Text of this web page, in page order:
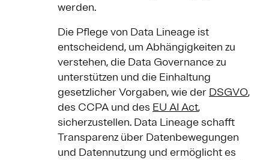
werden.
Die Pflege von Data Lineage ist
entscheidend, um Abhängigkeiten zu
verstehen, die Data Governance zu
unterstützen und die Einhaltung
gesetzlicher Vorgaben, wie der DSGVO,
des CCPA und des EU AI Act,
sicherzustellen. Data Lineage schafft
Transparenz über Datenbewegungen
und Datennutzung und ermöglicht es